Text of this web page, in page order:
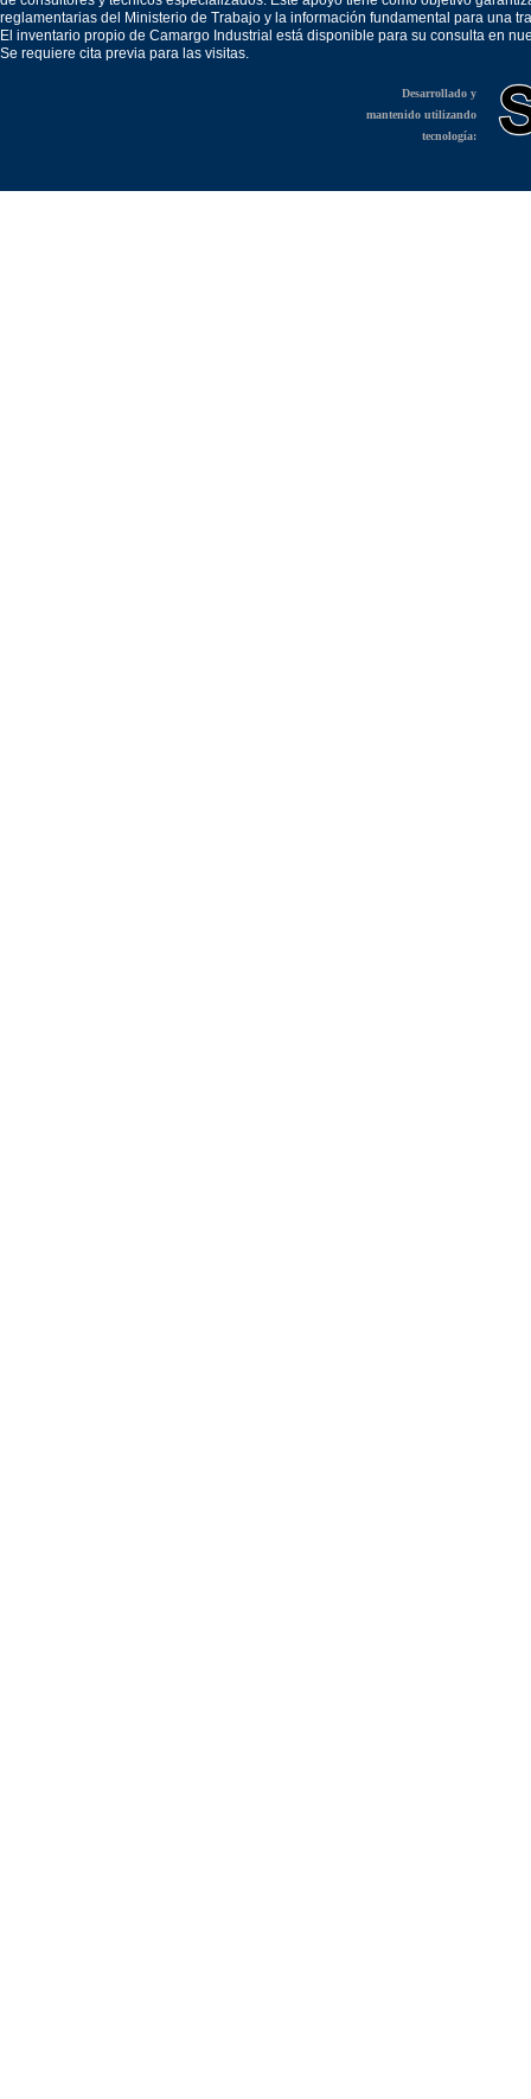
reglamentarias del Ministerio de Trabajo y la información fundamental para una
El inventario propio de Camargo Industrial está disponible para su consulta en
Se requiere cita previa para las visitas.
Desarrollado y
mantenido utilizando
tecnología: